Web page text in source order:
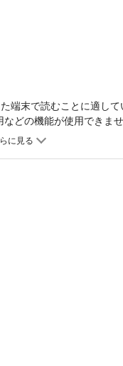
端末で読むことに適し
どの機能が使用できま